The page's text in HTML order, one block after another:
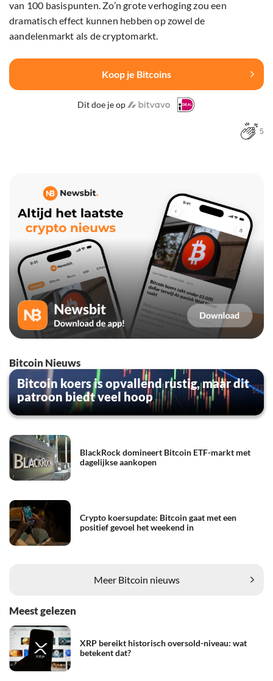
van 100 basispunten. Zo’n grote verhoging zou een
dramatisch effect kunnen hebben op zowel de
aandelenmarkt als de cryptomarkt.
Koop je Bitcoins
Dit doe je op
5
Bitcoin Nieuws
Bitcoin koers is opvallend rustig, maar dit
patroon biedt veel hoop
BlackRock domineert Bitcoin ETF-markt met
dagelijkse aankopen
Crypto koersupdate: Bitcoin gaat met een
positief gevoel het weekend in
Meer Bitcoin nieuws
Meest gelezen
XRP bereikt historisch oversold-niveau: wat
betekent dat?